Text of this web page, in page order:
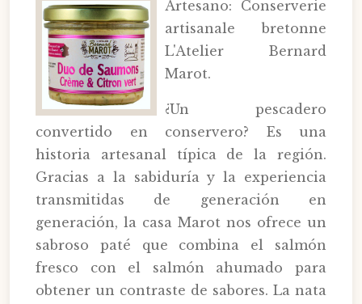
Artesano: Conserverie
artisanale bretonne
L'Atelier Bernard
Marot.
¿Un pescadero
convertido en conservero? Es una
historia artesanal típica de la región.
Gracias a la sabiduría y la experiencia
transmitidas de generación en
generación, la casa Marot nos ofrece un
sabroso paté que combina el salmón
fresco con el salmón ahumado para
obtener un contraste de sabores. La nata